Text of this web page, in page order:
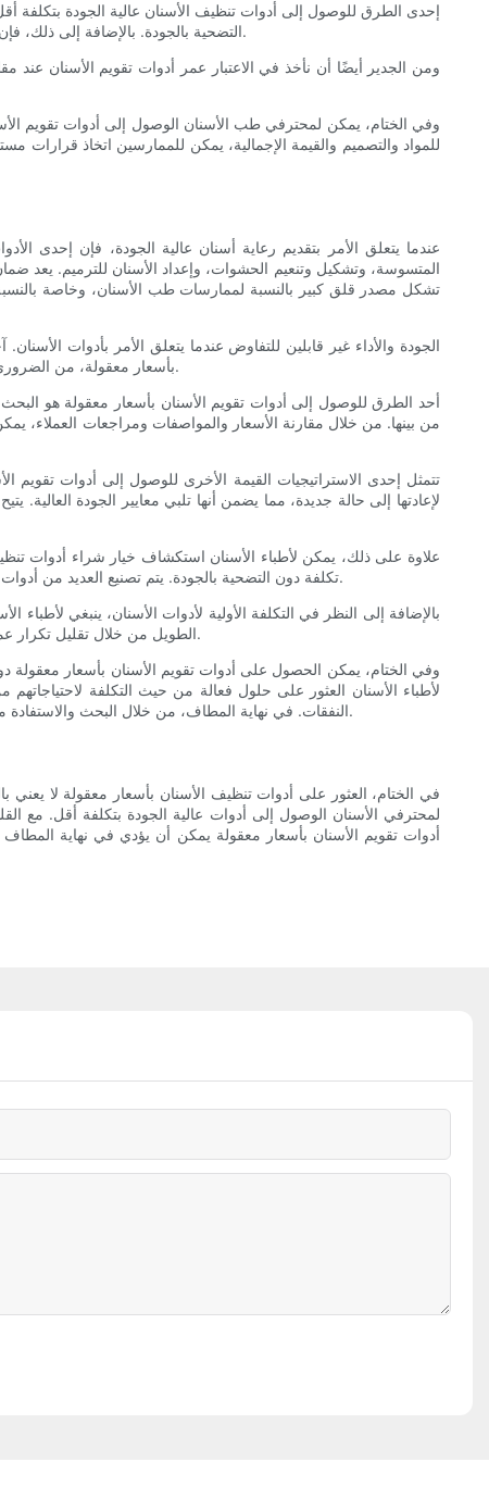
إحدى الطرق للوصول إلى أدوات تنظيف الأسنان عالية الجودة
التضحية بالجودة. بالإضافة إلى ذلك، فإن استكشاف العلامات التجارية الأقل شهرة أو الشراء مباشرة من الشركات المصنعة يمكن أن يؤدي أيضًا إلى توفير التكاليف دون المساومة على الجودة.
ومن الجدير أيضًا أن نأخذ في الاعتبار عمر أدوات تقويم الأسنان عند
وفي الختام، يمكن لمحترفي طب الأسنان الوصول إلى أدوات تقويم
للمواد والتصميم والقيمة الإجمالية، يمكن للممارسين اتخاذ
عندما يتعلق الأمر بتقديم رعاية أسنان عالية الجودة، فإن إحدى
المتسوسة، وتشكيل وتنعيم الحشوات، وإعداد الأسنان للترميم. يعد
تشكل مصدر قلق كبير بالنسبة لممارسات طب الأسنان، وخاصة
الجودة والأداء غير قابلين للتفاوض عندما يتعلق الأمر بأدوات
بأسعار معقولة، من الضروري إعطاء الأولوية لجودة الأدوات وطول عمرها. لحسن الحظ، هناك طرق للحصول على أدوات تنظيف الأسنان عالية الجودة مقابل جزء بسيط من التكلفة.
أحد الطرق للوصول إلى أدوات تقويم الأسنان بأسعار معقولة هو
من بينها. من خلال مقارنة الأسعار والمواصفات ومراجعات العملاء،
تتمثل إحدى الاستراتيجيات القيمة الأخرى للوصول إلى أدوات تقويم
لإعادتها إلى حالة جديدة، مما يضمن أنها تلبي معايير الجودة
علاوة على ذلك، يمكن لأطباء الأسنان استكشاف خيار شراء أدوات تنظيف
تكلفة دون التضحية بالجودة. يتم تصنيع العديد من أدوات الأسنان العامة لتلبية معايير ومواصفات الصناعة، مما يجعلها خيارًا موثوقًا به لممارسات طب الأسنان التي تبحث عن أدوات بأسعار معقولة وعالية الأداء.
بالإضافة إلى النظر في التكلفة الأولية لأدوات الأسنان، ينبغي
الطويل من خلال تقليل تكرار عمليات شراء الاستبدال. لذلك، من المهم تقييم المواد والتصميم وجودة تصنيع أدوات الأسنان للتأكد من أنها قادرة على تحمل قسوة إجراءات طب الأسنان.
وفي الختام، يمكن الحصول على أدوات تقويم الأسنان بأسعار معقولة
لأطباء الأسنان العثور على حلول فعالة من حيث التكلفة
النفقات. في نهاية المطاف، من خلال البحث والاستفادة من الخيارات الفعالة من حيث التكلفة، يمكن لممارسات طب الأسنان الوصول إلى الأدوات التي تحتاجها لتقديم رعاية أسنان استثنائية دون الإضرار بالبنك.
في الختام، العثور على أدوات تنظيف الأسنان بأسعار معقولة لا
لمحترفي الأسنان الوصول إلى أدوات عالية الجودة بتكلفة أقل. مع
أدوات تقويم الأسنان بأسعار معقولة يمكن أن يؤدي في نهاية